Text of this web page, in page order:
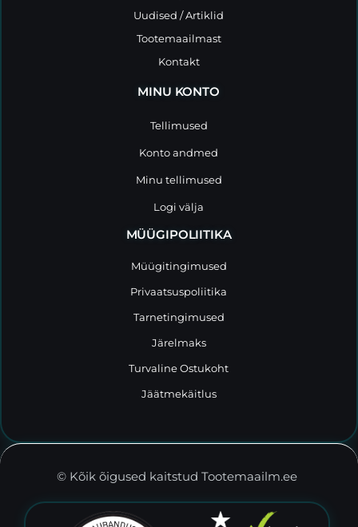
Uudised / Artiklid
Tootemaailmast
Kontakt
MINU KONTO
Tellimused
Konto andmed
Minu tellimused
Logi välja
MÜÜGIPOLIITIKA
Müügitingimused
Privaatsuspoliitika
Tarnetingimused
Järelmaks
Turvaline Ostukoht
Jäätmekäitlus
© Kõik õigused kaitstud Tootemaailm.ee